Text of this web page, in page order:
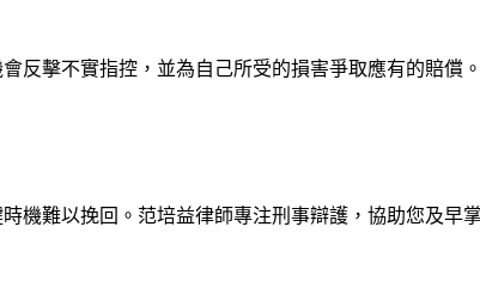
反擊不實指控，並為自己所受的損害爭取應有的賠償
機難以挽回。 范培益律師專注刑事辯護，協助您及早